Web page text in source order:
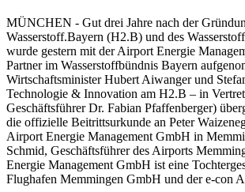
MÜNCHEN - Gut drei Jahre nach der
Wasserstoff.Bayern (H2.B) und des
wurde gestern mit der Airport Energie
Partner im Wasserstoffbündnis Bayern
Wirtschaftsminister Hubert Aiwanger und
Technologie & Innovation am H2.B – in
Geschäftsführer Dr. Fabian Pfaffenberger)
die offizielle Beitrittsurkunde an Peter
Airport Energie Management GmbH in
Schmid, Geschäftsführer des Airports
Energie Management GmbH ist eine
Flughafen Memmingen GmbH und der e-con